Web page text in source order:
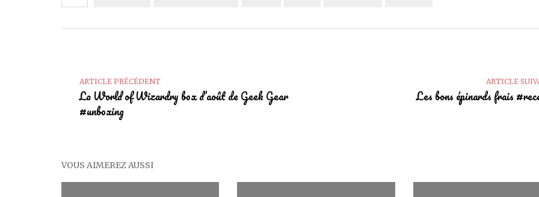
ARTICLE PRÉCÉDENT
La World of Wizardry box d’août de Geek Gear
#unboxing
ARTICLE
Les bons épinards frais
VOUS AIMEREZ AUSSI